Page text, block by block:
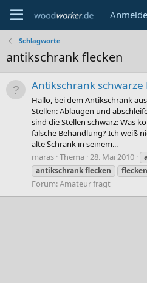
Schlagworte
antikschrank flecken
Antikschrank schwarze
Hallo, bei dem Antikschrank
Stellen: Ablaugen und
sind die Stellen schwarz: Was
falsche Behandlung? Ich weiß
alte Schrank in seinem...
maras Thema 28. Mai 2010
antikschrankflecken flecken
Forum:Amateur fragt